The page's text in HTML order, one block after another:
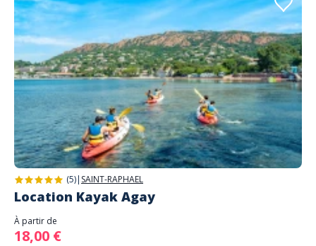
(5)| SAINT-RAPHAEL
Location Kayak Agay
À partir de
18,00 €